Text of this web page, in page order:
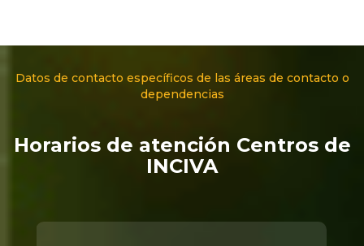
Datos de contacto específicos de las áreas de contacto o
dependencias
Horarios de atención Centros de
INCIVA